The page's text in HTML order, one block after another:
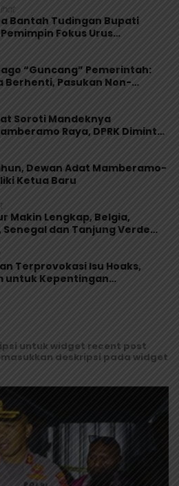
Bantah Tudingan Bupati
Fokus Urus
“Guncang” Pemerintah:
Berhenti, Pasukan Non-
Soroti Mandeknya
Raya, DPRK Diminta
Dewan Adat Mamberamo-
Ketua Baru
Makin Lengkap, Belgia,
Senegal dan Tanjung Verde
Terprovokasi Isu Hoaks,
untuk Kepentingan
untuk widget recent post
deskripsi pada widget